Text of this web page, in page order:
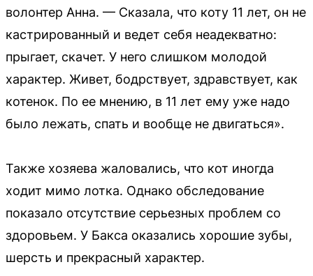
волонтер Анна. — Сказала, что коту 11 лет, он не
кастрированный и ведет себя неадекватно:
прыгает, скачет. У него слишком молодой
характер. Живет, бодрствует, здравствует, как
котенок. По ее мнению, в 11 лет ему уже надо
было лежать, спать и вообще не двигаться».
Также хозяева жаловались, что кот иногда
ходит мимо лотка. Однако обследование
показало отсутствие серьезных проблем со
здоровьем. У Бакса оказались хорошие зубы,
шерсть и прекрасный характер.